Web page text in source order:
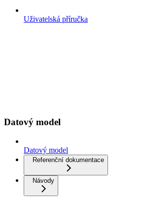
Uživatelská příručka
Datový model
Datový model
Referenční dokumentace
Návody